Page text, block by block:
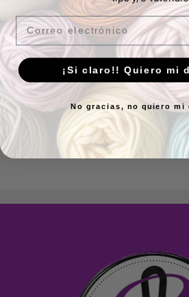
Muselina turquesa con
topos de colores
3,00 € IVA Incluído
15 en stock
Añadir al carrito
Email
¡Si claro!! Quiero mi
No gracias, no quiero mi